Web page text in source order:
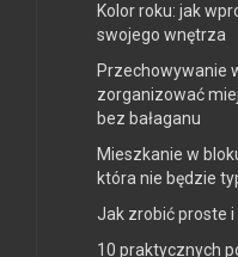
Kolor roku: jak
swojego wnętrza
Przechowywanie
zorganizować
bez bałaganu
Mieszkanie w
która nie będzie
Jak zrobić proste
10 praktycznych